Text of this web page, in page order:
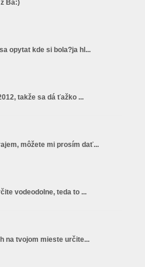
Ba:)
opytat kde si bola?ja hl...
takže sa dá ťažko ...
môžete mi prosím dať...
vodeodolne, teda to ...
na tvojom mieste určite...